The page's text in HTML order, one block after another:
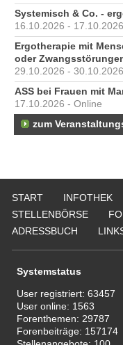
Systemisch & Co. -
16.10.2026 -
Ergotherapie mit
oder
29.10.2026 -
ASS bei Frauen mit
17.10.2026 - Online
zum
START INFOTHEK
STELLENBÖRSE
ADRESSBUCH
Systemstatus
User registriert:63457
User online: 1563
Forenthemen: 29787
Forenbeiträge: 157174